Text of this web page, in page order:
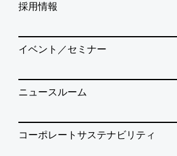
採用情報
イベント／セミナー
ニュースルーム
コーポレートサステナビリティ